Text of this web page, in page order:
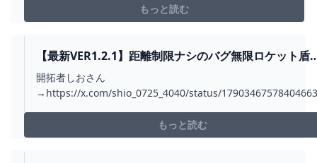
載。ティアキン5人目の賢者が知りたい方は参考にどう
ぞ。
もっと読む
【最新VER1.2.1】距離制限ナシのバグ無限ロケット盾
簡単過ぎてゲームが破壊されてしまった...【ゼルダの
説ティアーズオブザキングダム】【TOTK】 -
開拓者しおさん
→https://x.com/shio_0725_4040/status/
→https://x.com/bre_Neko/status/1791713176473747730テ
アキンのおもしろ動画や小ネタを募集しています！ツイッター
もっと読む